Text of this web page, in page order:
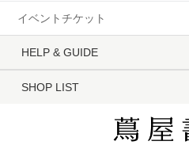
イベントチケット
HELP & GUIDE
SHOP LIST